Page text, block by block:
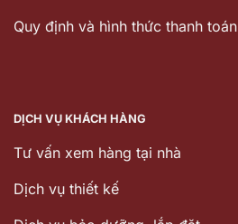
Quy định và hình thức thanh toán
DỊCH VỤ KHÁCH HÀNG
Tư vấn xem hàng tại nhà
Dịch vụ thiết kế